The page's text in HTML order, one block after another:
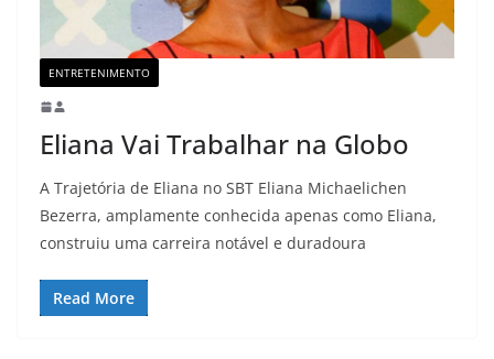
ENTRETENIMENTO
Eliana Vai Trabalhar na Globo
A Trajetória de Eliana no SBT Eliana Michaelichen
Bezerra, amplamente conhecida apenas como Eliana,
construiu uma carreira notável e duradoura
Read More